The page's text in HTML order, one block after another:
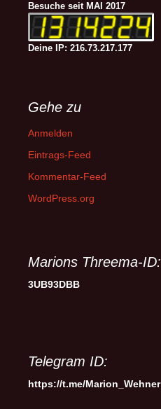
Besuche seit MAI 2017
Deine IP: 216.73.217.177
Gehe zu
Anmelden
Eintrags-Feed
Kommentar-Feed
WordPress.org
Marions Threema-ID:
3UB93DBB
Telegram ID:
https://t.me/Marion_Wehner